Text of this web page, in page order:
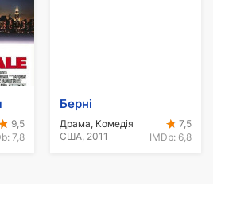
9,5
7,8
Берні
Драма, Комедія
США, 2011
7,5
IMDb: 6,8